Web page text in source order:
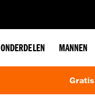
ONDERDELEN MANNEN